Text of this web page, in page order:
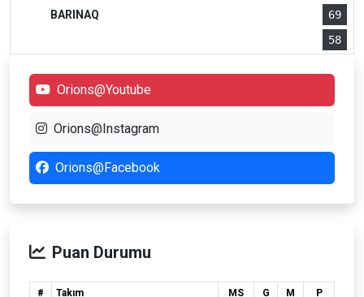
BARINAQ
69
58
Orions@Youtube
Orions@Instagram
Orions@Facebook
Puan Durumu
# Takım MS G M P